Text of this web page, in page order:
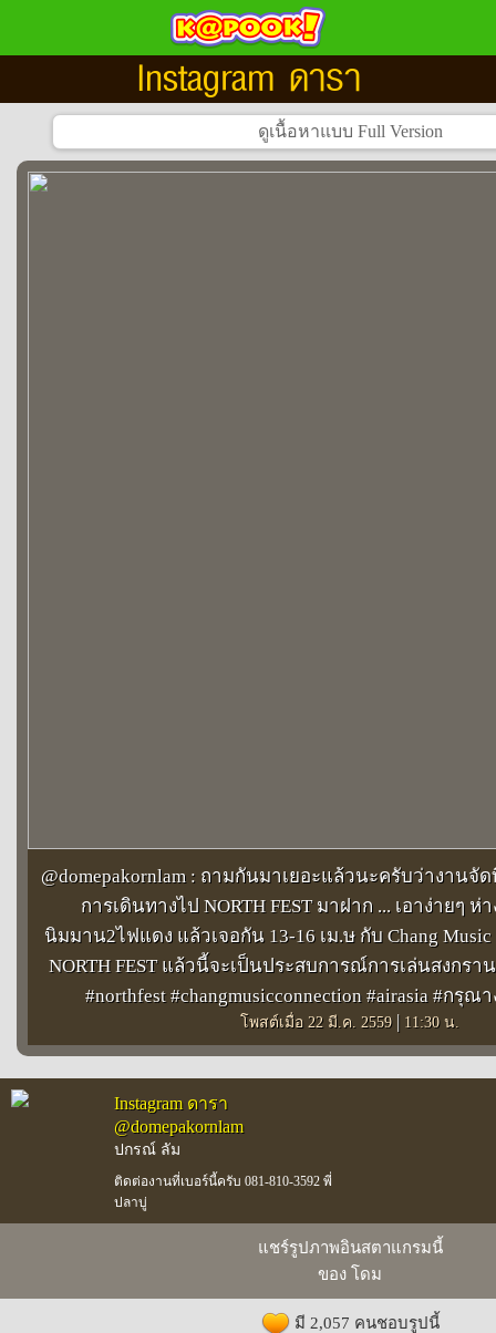
Instagram ดารา
@domepakornlam : ถามกันมาเยอะแล้วนะครับว่างาน
การเดินทางไป NORTH FEST มาฝาก ... เอาง่ายๆ ห่
นิมมาน2ไฟแดง แล้วเจอกัน 13-16 เม.ษ กับ Chang Music
NORTH FEST แล้วนี้จะเป็นประสบการณ์การเล่นสงกร
#northfest #changmusicconnection #airasia #กรุ
โพสต์เมื่อ 22 มี.ค. 2559 | 11:30 น.
Instagram ดารา
@domepakornlam
ปกรณ์ ลัม
ติดต่องานที่เบอร์นี้ครับ 081-810-3592 พี่
ปลาบู่
แชร์รูปภาพอินสตาแกรมนี้
ของ โดม
มี 2,057 คนชอบรูปนี้